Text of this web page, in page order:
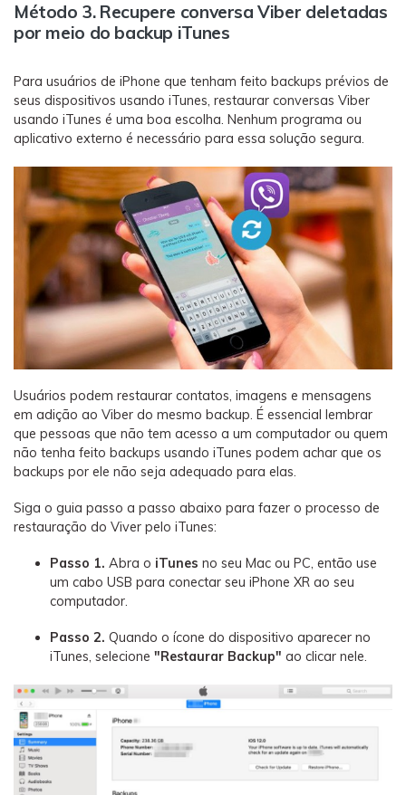
Método 3. Recupere conversa Viber deletadas
por meio do backup iTunes
Para usuários de iPhone que tenham feito backups prévios de
seus dispositivos usando iTunes, restaurar conversas Viber
usando iTunes é uma boa escolha. Nenhum programa ou
aplicativo externo é necessário para essa solução segura.
Usuários podem restaurar contatos, imagens e mensagens
em adição ao Viber do mesmo backup. É essencial lembrar
que pessoas que não tem acesso a um computador ou quem
não tenha feito backups usando iTunes podem achar que os
backups por ele não seja adequado para elas.
Siga o guia passo a passo abaixo para fazer o processo de
restauração do Viver pelo iTunes:
Passo 1. Abra o iTunes no seu Mac ou PC, então use
um cabo USB para conectar seu iPhone XR ao seu
computador.
Passo 2. Quando o ícone do dispositivo aparecer no
iTunes, selecione "Restaurar Backup" ao clicar nele.